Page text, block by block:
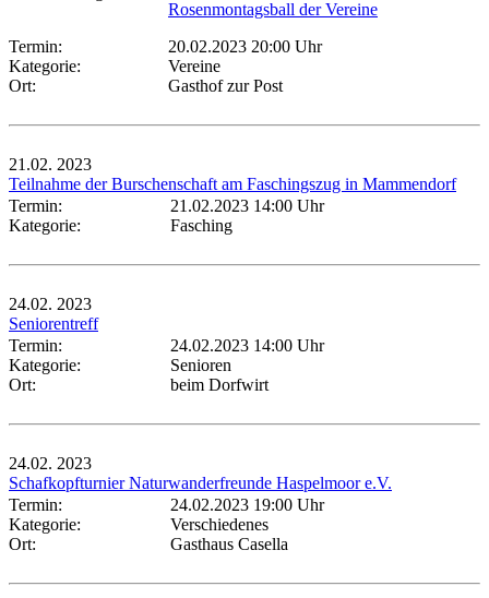
Rosenmontagsball der Vereine
Termin:
20.02.2023 20:00 Uhr
Kategorie:
Vereine
Ort:
Gasthof zur Post
21.02. 2023
Teilnahme der Burschenschaft am Faschingszug in Mammendorf
Termin:
21.02.2023 14:00 Uhr
Kategorie:
Fasching
24.02. 2023
Seniorentreff
Termin:
24.02.2023 14:00 Uhr
Kategorie:
Senioren
Ort:
beim Dorfwirt
24.02. 2023
Schafkopfturnier Naturwanderfreunde Haspelmoor e.V.
Termin:
24.02.2023 19:00 Uhr
Kategorie:
Verschiedenes
Ort:
Gasthaus Casella